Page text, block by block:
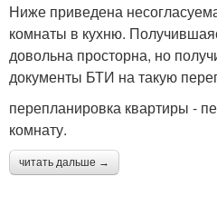
Ниже приведена
комнаты в кухню.
довольна просторна, но
документы БТИ на такую
перепланировка квартиры -
комнату.
читать дальше →